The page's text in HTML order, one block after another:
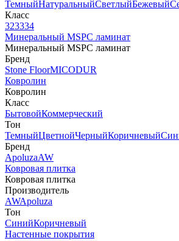
ТемныйНатуральныйСветлыйБежевый
Класс
323334
Минеральный MSPC ламинат
Минеральный MSPC ламинат
Бренд
Stone FloorMICODUR
Ковролин
Ковролин
Класс
БытовойКоммерческий
Тон
ТемныйЦветнойЧерныйКоричневый
Бренд
ApoluzaAW
Ковровая плитка
Ковровая плитка
Производитель
AWApoluza
Тон
СинийКоричневый
Настенные покрытия